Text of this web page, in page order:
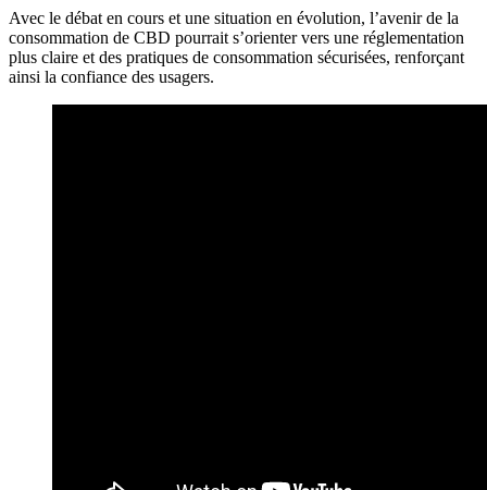
Avec le débat en cours et une situation en évolution, l’avenir de la
consommation de CBD pourrait s’orienter vers une réglementation
plus claire et des pratiques de consommation sécurisées, renforçant
ainsi la confiance des usagers.